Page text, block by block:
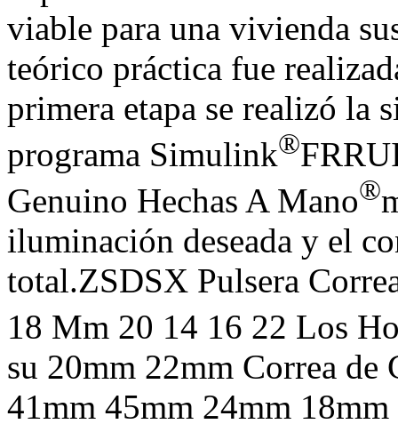
viable para una vivienda
teórico práctica fue
primera etapa se realizó la
programa Simulink®
Genuino Hechas A Mano®
iluminación deseada y el
total.ZSDSX Pulsera
18 Mm 20 14 16 22 Los
su 20mm 22mm Correa de
41mm 45mm 24mm